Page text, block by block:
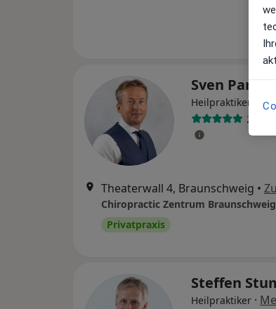
Sven Paris
Heilpraktiker
21
Theaterwall 4, Braunschweig •
Chiropractic Zentrum Braunschweig
Privatpraxis
Steffen
Heilpraktiker ·